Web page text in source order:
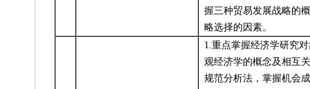
握三种贸易发展战略的
略选择的因素。
1.重点掌握经济学研究
观经济学的概念及相互
规范分析法，掌握机会